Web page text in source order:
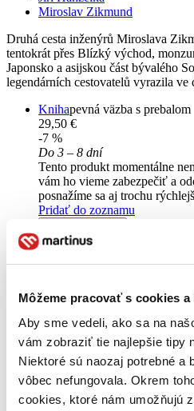
Môžeme pracovať s cookies
Aby sme vedeli, ako sa na
vám zobraziť tie najlepšie tipy
Niektoré sú naozaj potrebné a
vôbec nefungovala. Okrem
cookies, ktoré nám umožňujú
Miroslav Zikmund
Druhá cesta inženýrů Miroslava
tentokrát přes Blízký východ,
Japonsko a asijskou část bývalého
legendárních cestovatelů vyrazila ve
Knihapevná väzba s prebalom
29,50 €
-7 %
Do 3 – 8 dní
Tento produkt momentálne
vám ho vieme zabezpečiť a
posnažíme sa aj trochu
Pridať do zoznamu